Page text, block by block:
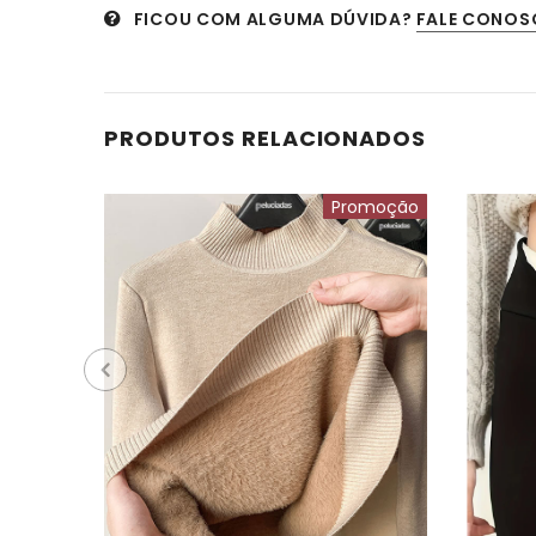
FICOU COM ALGUMA DÚVIDA? FALE
PRODUTOS RELACIONADOS
Promoção